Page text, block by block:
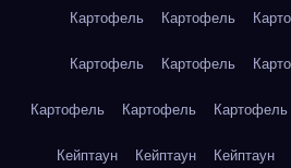
Картофель Картофель
Картофель Картофель
Картофель Картофель Картофель
Кейптаун Кейптаун Кейптаун